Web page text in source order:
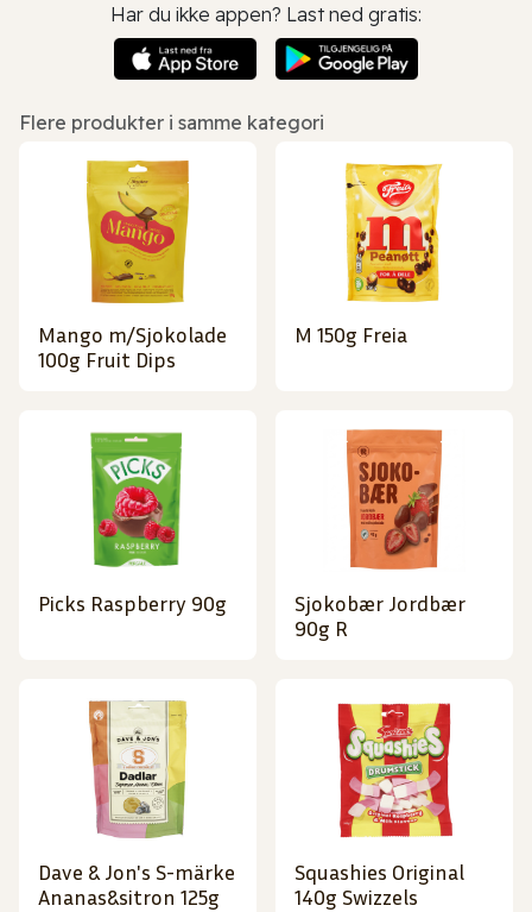
Har du ikke appen? Last ned gratis:
Flere produkter i samme kategori
Mango m/Sjokolade
100g Fruit Dips
M 150g Freia
Picks Raspberry 90g
Sjokobær Jordbær
90g R
Dave & Jon's S-märke
Ananas&sitron 125g
Squashies Original
140g Swizzels